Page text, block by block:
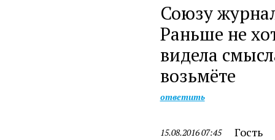
Союзу
Раньше не
видела
возьмёте
ответить
15.08.2016 07:45 Гость